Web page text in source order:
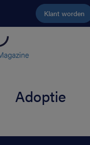
Ga naar de hoofdinhoud
Klant worden
Adoptie